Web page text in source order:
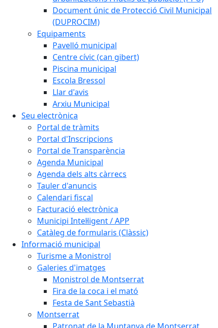
Document únic de Protecció Civil Municipal
(DUPROCIM)
Equipaments
Pavelló municipal
Centre cívic (can gibert)
Piscina municipal
Escola Bressol
Llar d'avis
Arxiu Municipal
Seu electrònica
Portal de tràmits
Portal d'Inscripcions
Portal de Transparència
Agenda Municipal
Agenda dels alts càrrecs
Tauler d'anuncis
Calendari fiscal
Facturació electrònica
Municipi Intel·ligent / APP
Catàleg de formularis (Clàssic)
Informació municipal
Turisme a Monistrol
Galeries d'imatges
Monistrol de Montserrat
Fira de la coca i el mató
Festa de Sant Sebastià
Montserrat